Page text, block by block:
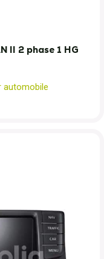
II 2 phase 1 HG
automobile